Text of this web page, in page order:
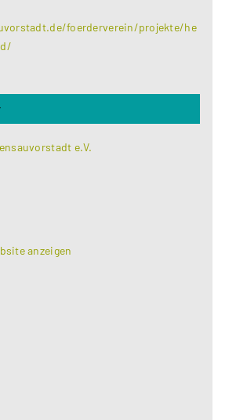
foerderverein/projekte/he
e.V.
anzeigen